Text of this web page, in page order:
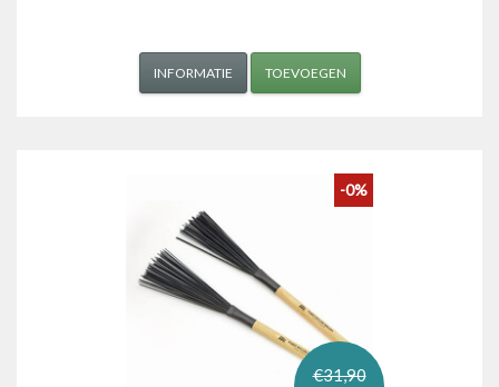
INFORMATIE TOEVOEGEN
€31,90
-0%